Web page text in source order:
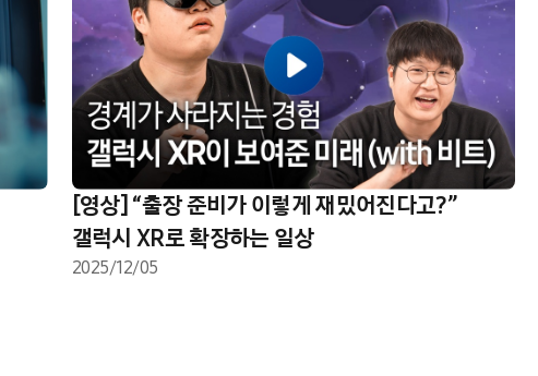
[영상] “출장 준비가 이렇게 재밌어진다고?”
갤럭시 XR로 확장하는 일상
2025/12/05